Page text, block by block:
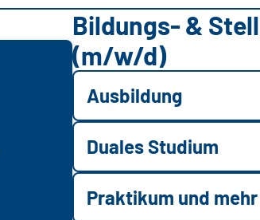
Bildungs- &
(m/w/d)
Ausbildung
Duales Studium
Praktikum und mehr